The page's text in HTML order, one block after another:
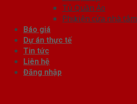
Tủ Quần Áo
Phụ kiện cửa nhà tắm
Báo giá
Dự án thực tế
Tin tức
Liên hệ
Đăng nhập